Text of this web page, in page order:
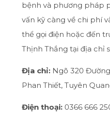
bệnh và phương pháp
vấn kỹ càng về chi phí
thể gọi điện hoặc đến
Thịnh Thắng tại địa chỉ
Địa chỉ:Ngõ 320 Đường
Phan Thiết, Tuyên
Điện thoại:0366 666